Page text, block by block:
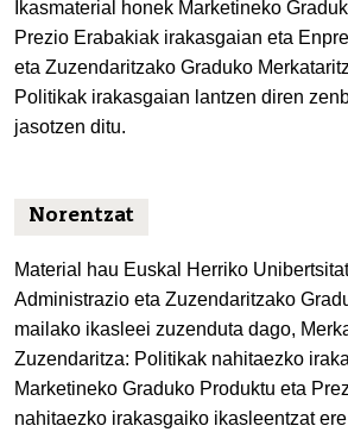
Ikasmaterial honek Marketineko
Prezio Erabakiak irakasgaian eta
eta Zuzendaritzako Graduko
Politikak irakasgaian lantzen diren
jasotzen ditu.
Norentzat
Material hau Euskal Herriko
Administrazio eta Zuzendaritzako
mailako ikasleei zuzenduta dago,
Zuzendaritza: Politikak nahitaezko
Marketineko Graduko Produktu eta
nahitaezko irakasgaiko ikasleentzat